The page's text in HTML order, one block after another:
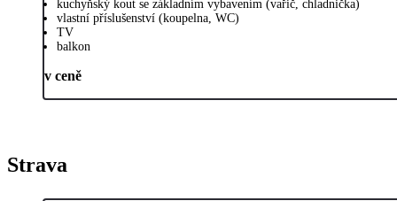
kuchyňský kout se základním vybavením (vařič, chladnička)
vlastní příslušenství (koupelna, WC)
TV
balkon
v ceně
Strava